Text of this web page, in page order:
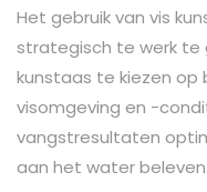
Het gebruik van vis
strategisch te werk te
kunstaas te kiezen op
visomgeving en -
vangstresultaten
aan het water beleven.